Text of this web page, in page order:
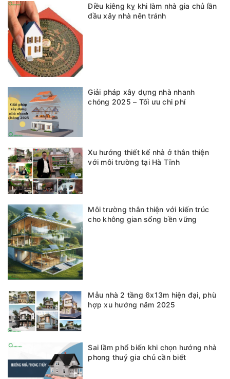
Điều kiêng kỵ khi làm nhà gia chủ lần
đầu xây nhà nên tránh
Giải pháp xây dựng nhà nhanh
chóng 2025 – Tối ưu chi phí
Xu hướng thiết kế nhà ở thân thiện
với môi trường tại Hà Tĩnh
Môi trường thân thiện với kiến trúc
cho không gian sống bền vững
Mẫu nhà 2 tầng 6x13m hiện đại, phù
hợp xu hướng năm 2025
Sai lầm phổ biến khi chọn hướng nhà
phong thuỷ gia chủ cần biết